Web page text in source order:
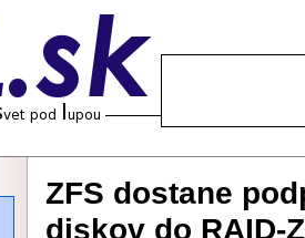
ZFS dostane
diskov do RAID-Z